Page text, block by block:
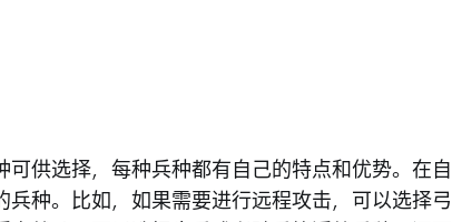
可供选择，每种兵种都有自己的特点和优势。在
兵种。比如，如果需要进行远程攻击，可以选择